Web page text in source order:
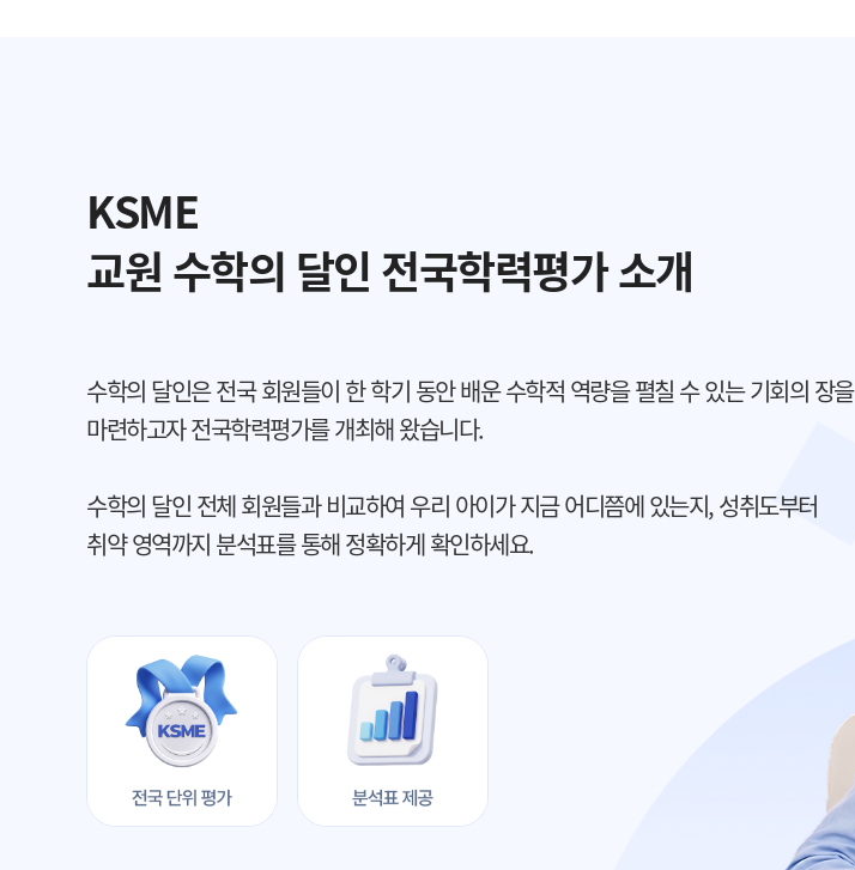
KSME
교원 수학의 달인 전국학력평가 소개
수학의 달인은 전국 회원들이 한 학기 동안 배운수학적 역량을 펼칠 수 있는 기회의 장을
마련하고자 전국학력평가를 개최해 왔습니다.
수학의 달인 전체 회원들과 비교하여 우리 아이가지금 어디쯤에 있는지, 성취도부터
취약 영역까지 분석표를 통해 정확하게 확인하세요.